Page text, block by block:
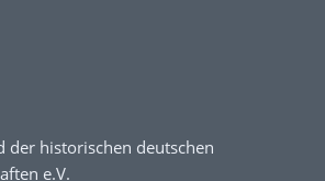
der historischen deutschen
e.V.